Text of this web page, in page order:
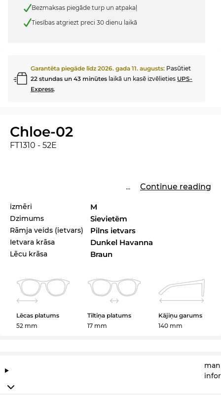
Bezmaksas piegāde turp un atpakaļ
Tiesības atgriezt preci 30 dienu laikā
Garantēta piegāde līdz 2026. gada 11. augusts: Pasūtiet
22 stundas un 43 minūtes laikā un kasē izvēlieties UPS-
Express.
Chloe-02
FT1310 - 52E
... Continue reading
izmēri M
Dzimums Sievietēm
Rāmja veids (ietvars) Pilns ietvars
Ietvara krāsa Dunkel Havanna
Lēcu krāsa Braun
Lēcas platums
52 mm
Tiltiņa platums
17 mm
Kājiņu garums
140 mm